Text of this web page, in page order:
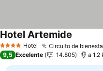
4 EstrellasHotel Circuito de
Hotel Artemide
9,5 Excelente 14.805 a 1.2